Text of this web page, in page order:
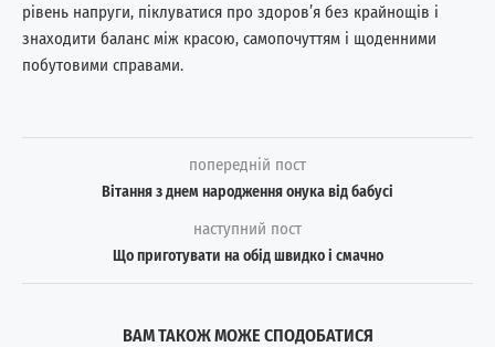
рівень напруги, піклуватися про здоров’я без крайнощів і
знаходити баланс між красою, самопочуттям і щоденними
побутовими справами.
попередній пост
Вітання з днем народження онука від бабусі
наступний пост
Що приготувати на обід швидко і смачно
ВАМ ТАКОЖ МОЖЕ СПОДОБАТИСЯ